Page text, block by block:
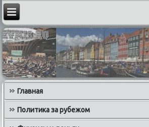
Главная
Политика за рубежом